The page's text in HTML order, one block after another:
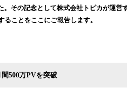
その記念として株式会社トピカが運営
ことをここにご報告します。
500万PVを突破